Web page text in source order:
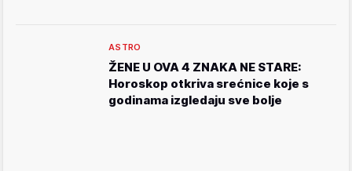
ASTRO
ŽENE U OVA 4 ZNAKA NE STARE:
Horoskop otkriva srećnice koje s
godinama izgledaju sve bolje